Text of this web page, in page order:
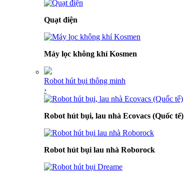
Quạt điện
Máy lọc không khí Kosmen
Robot hút bụi thông minh
›
Robot hút bụi, lau nhà Ecovacs (Quốc tế)
Robot hút bụi lau nhà Roborock